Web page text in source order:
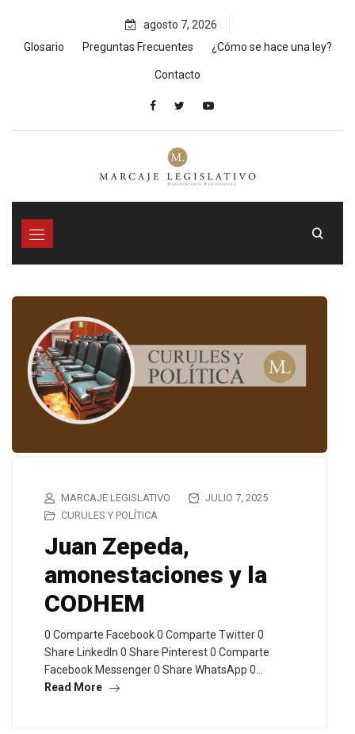
content
agosto 7, 2026
Glosario
Preguntas Frecuentes ¿Cómo se hace una ley?
Contacto
MARCAJE LEGISLATIVO
JULIO 7, 2025
CURULES Y POLÍTICA
Juan Zepeda,
amonestaciones y la
CODHEM
0 Comparte Facebook 0 Comparte Twitter 0
Share LinkedIn 0 Share Pinterest 0 Comparte
Facebook Messenger 0 Share WhatsApp 0…
Read More